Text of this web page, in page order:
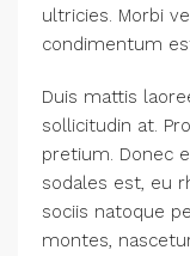
ultricies. Morbi
condimentum
Duis mattis
sollicitudin at.
pretium. Donec
sodales est, eu
sociis natoque
montes,